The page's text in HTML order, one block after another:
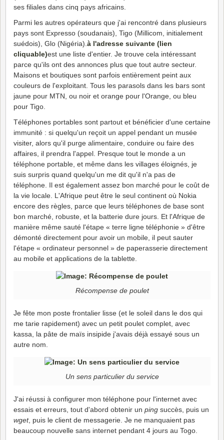
ses filiales dans cinq pays africains.
Parmi les autres opérateurs que j'ai rencontré dans plusieurs
pays sont Expresso (soudanais), Tigo (Millicom, initialement
suédois), Glo (Nigéria). à l'adresse suivante (lien
cliquable)est une liste d'entier. Je trouve cela intéressant
parce qu'ils ont des annonces plus que tout autre secteur.
Maisons et boutiques sont parfois entièrement peint aux
couleurs de l'exploitant. Tous les parasols dans les bars sont
jaune pour MTN, ou noir et orange pour l'Orange, ou bleu
pour Tigo.
Téléphones portables sont partout et bénéficier d'une certaine
immunité : si quelqu'un reçoit un appel pendant un musée
visiter, alors qu'il purge alimentaire, conduire ou faire des
affaires, il prendra l'appel. Presque tout le monde a un
téléphone portable, et même dans les villages éloignés, je
suis surpris quand quelqu'un me dit qu'il n'a pas de
téléphone. Il est également assez bon marché pour le coût de
la vie locale. L'Afrique peut être le seul continent où Nokia
encore des règles, parce que leurs téléphones de base sont
bon marché, robuste, et la batterie dure jours. Et l'Afrique de
manière même sauté l'étape « terre ligne téléphonie » d'être
démonté directement pour avoir un mobile, il peut sauter
l'étape « ordinateur personnel » de paperasserie directement
au mobile et applications de la tablette.
Récompense de poulet
Je fête mon poste frontalier lisse (et le soleil dans le dos qui
me tarie rapidement) avec un petit poulet complet, avec
kassa, la pâte de maïs insipide j'avais déjà essayé sous un
autre nom.
Un sens particulier du service
J'ai réussi à configurer mon téléphone pour l'internet avec
essais et erreurs, tout d'abord obtenir un ping succès, puis un
wget, puis le client de messagerie. Je ne manquaient pas
beaucoup nouvelle sans internet pendant 4 jours au Togo.